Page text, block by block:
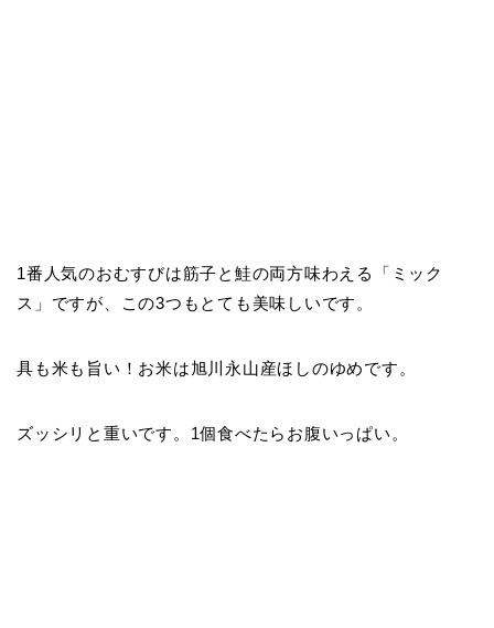
1番人気のおむすびは筋子と鮭の両方味わえる「ミック
ス」ですが、この3つもとても美味しいです。
具も米も旨い！お米は旭川永山産ほしのゆめです。
ズッシリと重いです。1個食べたらお腹いっぱい。